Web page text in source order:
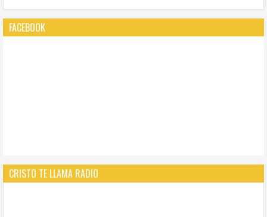
FACEBOOK
CRISTO TE LLAMA RADIO